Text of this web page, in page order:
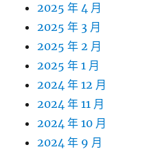
2025 年 4 月
2025 年 3 月
2025 年 2 月
2025 年 1 月
2024 年 12 月
2024 年 11 月
2024 年 10 月
2024 年 9 月